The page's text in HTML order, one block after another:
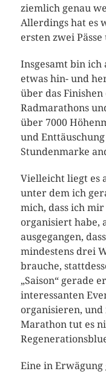
ziemlich genau
Allerdings hat es
ersten zwei
Insgesamt bin ich
etwas hin- und
über das Finishen
Radmarathons
über 7000
und
Stundenmarke
Vielleicht liegt es
unter dem ich
mich, dass ich
organisiert habe,
ausgegangen,
mindestens drei
brauche,
„Saison“ gerade
interessanten
organisieren,
Marathon tut es
Eine in Erwägung